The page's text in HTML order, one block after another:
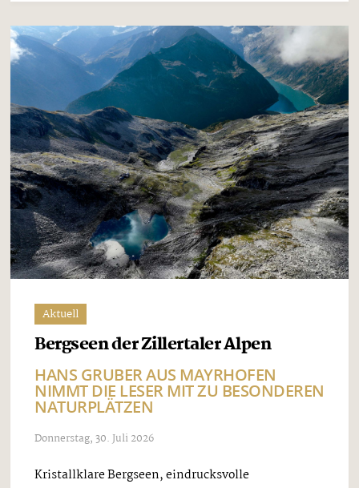
Aktuell
Bergseen der Zillertaler Alpen
HANS GRUBER AUS MAYRHOFEN
NIMMT DIE LESER MIT ZU BESONDEREN
NATURPLÄTZEN
Donnerstag, 30. Juli 2026
Kristallklare Bergseen, eindrucksvolle